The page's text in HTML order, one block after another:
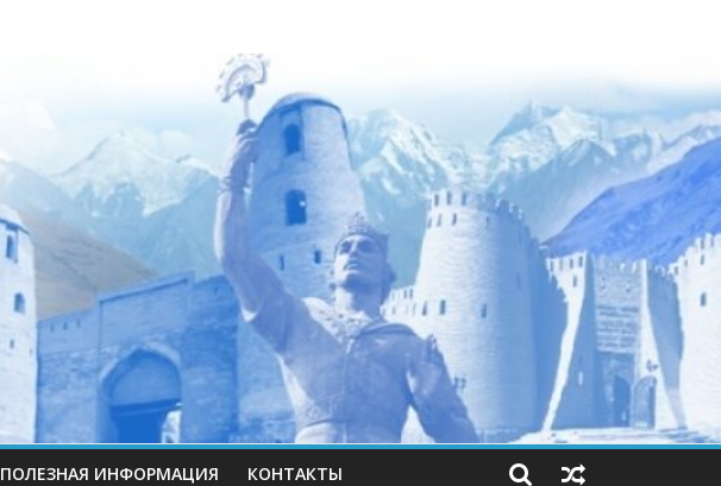
ПОЛЕЗНАЯ ИНФОРМАЦИЯ КОНТАКТЫ